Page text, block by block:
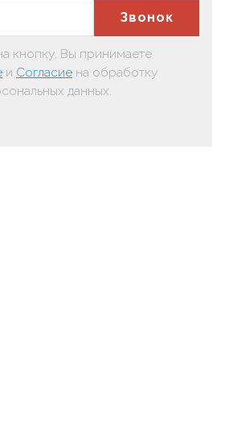
Звонок
кнопку, Вы принимаете
и Согласие на обработку
данных.